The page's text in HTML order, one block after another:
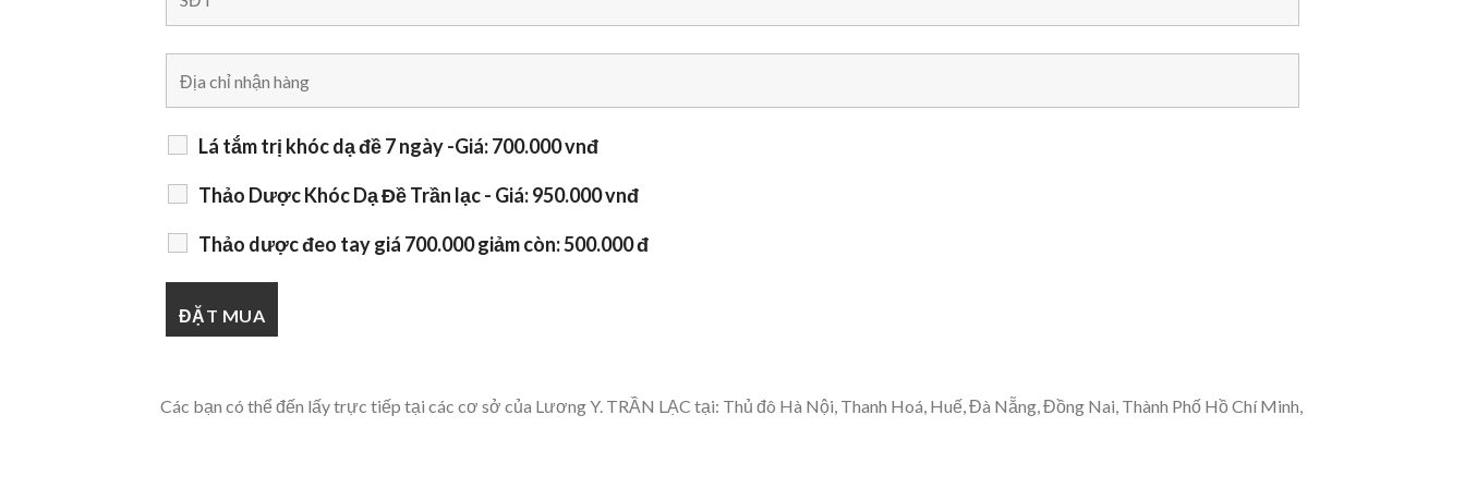
Lá tắm trị khóc dạ đề 7 ngày -Giá: 700.000 vnđ
Thảo Dược Khóc Dạ Đề Trần lạc - Giá: 950.000 vnđ
Thảo dược đeo tay giá 700.000 giảm còn: 500.000 đ
Các bạn có thể đến lấy trực tiếp tại các cơ sở của Lương Y. TRẦN LẠC tại: Thủ đô Hà Nội, Thanh Hoá, Huế, Đà Nẵng, Đồng Nai, Thành Phố Hồ Chí Minh,